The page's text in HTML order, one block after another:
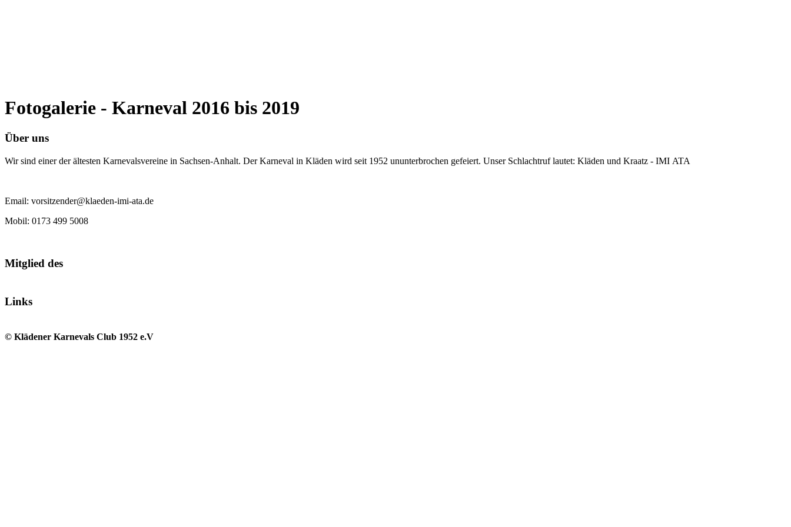
Fotogalerie - Karneval 2016 bis 2019
Über uns
Wir sind einer der ältesten Karnevalsvereine in Sachsen-Anhalt. Der Karneval in Kläden wird seit 1952 ununterbrochen gefeiert. Unser Schlachtruf lautet: Kläden und Kraatz - IMI ATA
Email: vorsitzender@klaeden-imi-ata.de
Mobil: 0173 499 5008
Mitglied des
Links
© Klädener Karnevals Club 1952 e.V